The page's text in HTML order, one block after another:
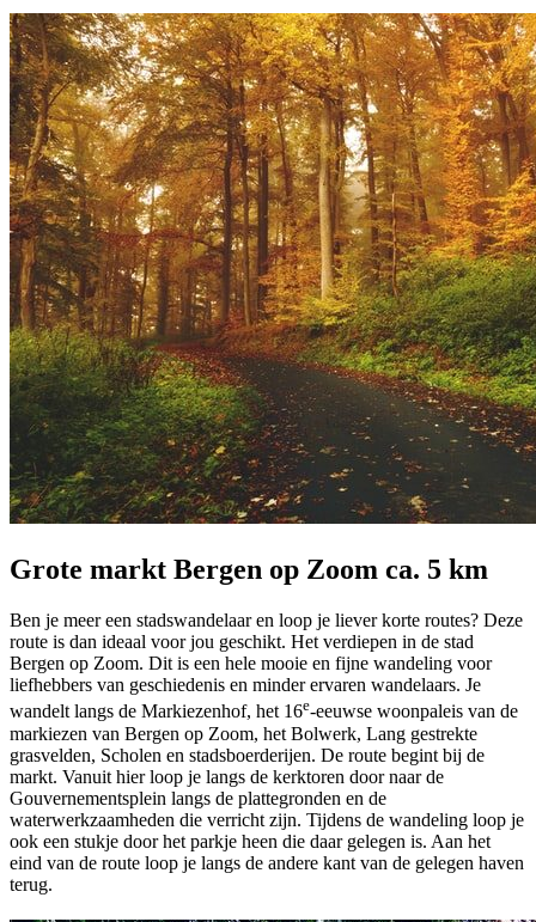
Grote markt Bergen op Zoom ca. 5 km
Ben je meer een stadswandelaar en loop je liever korte routes? Deze
route is dan ideaal voor jou geschikt. Het verdiepen in de stad
Bergen op Zoom. Dit is een hele mooie en fijne wandeling voor
liefhebbers van geschiedenis en minder ervaren wandelaars. Je
wandelt langs de Markiezenhof, het 16e-eeuwse woonpaleis van de
markiezen van Bergen op Zoom, het Bolwerk, Lang gestrekte
grasvelden, Scholen en stadsboerderijen. De route begint bij de
markt. Vanuit hier loop je langs de kerktoren door naar de
Gouvernementsplein langs de plattegronden en de
waterwerkzaamheden die verricht zijn. Tijdens de wandeling loop je
ook een stukje door het parkje heen die daar gelegen is. Aan het
eind van de route loop je langs de andere kant van de gelegen haven
terug.